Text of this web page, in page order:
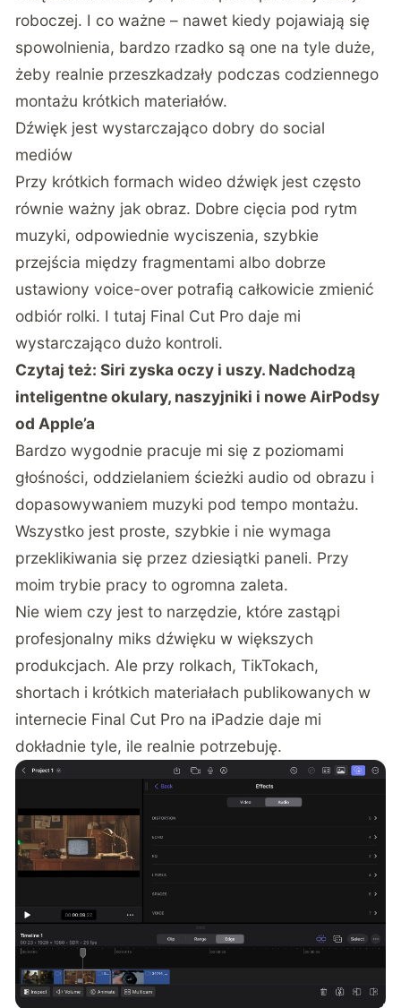
roboczej. I co ważne – nawet kiedy pojawiają się
spowolnienia, bardzo rzadko są one na tyle duże,
żeby realnie przeszkadzały podczas codziennego
montażu krótkich materiałów.
Dźwięk jest wystarczająco dobry do social
mediów
Przy krótkich formach wideo dźwięk jest często
równie ważny jak obraz. Dobre cięcia pod rytm
muzyki, odpowiednie wyciszenia, szybkie
przejścia między fragmentami albo dobrze
ustawiony voice-over potrafią całkowicie zmienić
odbiór rolki. I tutaj Final Cut Pro daje mi
wystarczająco dużo kontroli.
Czytaj też:Siri zyska oczy i uszy. Nadchodzą
inteligentne okulary, naszyjniki i nowe AirPodsy
od Apple’a
Bardzo wygodnie pracuje mi się z poziomami
głośności, oddzielaniem ścieżki audio od obrazu i
dopasowywaniem muzyki pod tempo montażu.
Wszystko jest proste, szybkie i nie wymaga
przeklikiwania się przez dziesiątki paneli. Przy
moim trybie pracy to ogromna zaleta.
Nie wiem czy jest to narzędzie, które zastąpi
profesjonalny miks dźwięku w większych
produkcjach. Ale przy rolkach, TikTokach,
shortach i krótkich materiałach publikowanych w
internecie Final Cut Pro na iPadzie daje mi
dokładnie tyle, ile realnie potrzebuję.